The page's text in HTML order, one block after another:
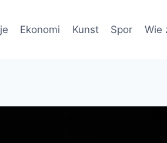
Ekonomi Kunst Spor Wie